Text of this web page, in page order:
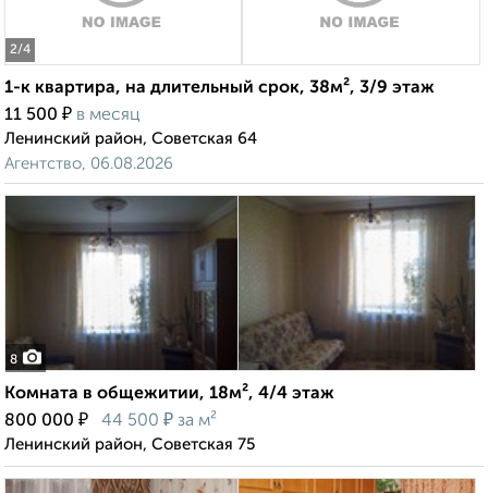
2/4
1-к квартира, на длительный срок, 38м², 3/9 этаж
11 500 ₽ в месяц
Ленинский район, Советская 64
Агентство, 06.08.2026
8
Комната в общежитии, 18м², 4/4 этаж
800 000 ₽ 44 500 ₽ за м²
Ленинский район, Советская 75